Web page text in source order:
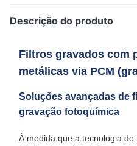
Descrição do produto
Filtros gravados com
metálicas via PCM
Soluções avançadas de
gravação fotoquímica
À medida que a tecnologia